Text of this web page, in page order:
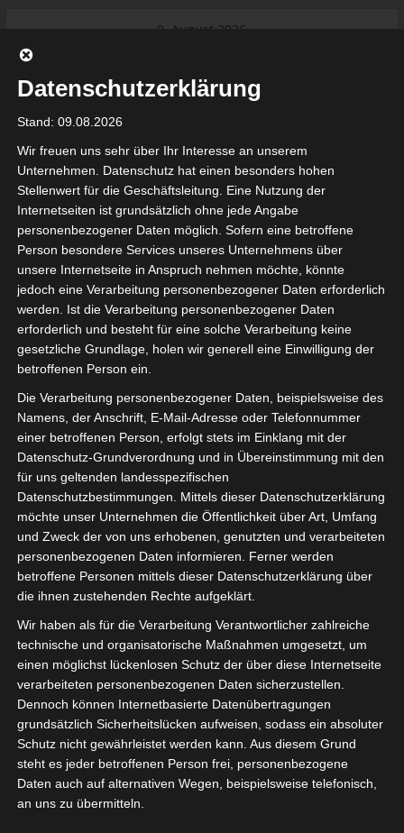
9. August 2026
beginnt am 22. und 23. August
2026 (Update)
Meisterschaft an
Ligue 1 Pro: Spielplan der ersten 15
Spieltage der Saison 2026/2027
Ligue 2 Pro Tunesien 2026/2027 –
Saison beginnt am am 19./20.
September 2026
Internationaler Sportgerichtshof
lehnt Eilverfahren ab – AS Soliman
steuert auf die Ligue 2 zu
tunesienfussball.de
Tunesien Ligafußball
von Google Adsense (Google Ireland Limited, Gordon House, Barrow
Ireland) benötigen wir laut DSGVO Ihre Zustimmung. Es werden seitens
Daten erhoben, verarbeitet und gespeichert. Welche Daten genau
bitte den Datenschutzbedingungen.
Google Adsenseist deaktiviert. ✓ Erlauben Datenschutzbedingungen
Sie befinden sich hier:Startseite»Progrès Sportif
Sakiet Eddaïer (PSS) – Étoile Olympique Sidi Bouzid
15 Feb. 2026-14:00
Meisterschaft Tunesien 2025/2026 - Ligue 2
- Ligue 2 - Gruppe B| Spieltag 17
Halbzeit: 3-0
Progrès Sportif
Sakiet Eddaïer
(PSS) 3
Datenschutzerklärung
Stand: 09.08.2026
Wir freuen uns sehr über Ihr Interesse an unserem
Unternehmen. Datenschutz hat einen besonders hohen
Stellenwert für die Geschäftsleitung. Eine Nutzung der
Internetseiten ist grundsätzlich ohne jede Angabe
personenbezogener Daten möglich. Sofern eine betroffene
Person besondere Services unseres Unternehmens über
unsere Internetseite in Anspruch nehmen möchte, könnte
jedoch eine Verarbeitung personenbezogener Daten erforderlich
werden. Ist die Verarbeitung personenbezogener Daten
erforderlich und besteht für eine solche Verarbeitung keine
gesetzliche Grundlage, holen wir generell eine Einwilligung der
betroffenen Person ein.
Die Verarbeitung personenbezogener Daten, beispielsweise des
Namens, der Anschrift, E-Mail-Adresse oder Telefonnummer
einer betroffenen Person, erfolgt stets im Einklang mit der
Datenschutz-Grundverordnung und in Übereinstimmung mit den
für uns geltenden landesspezifischen
Datenschutzbestimmungen. Mittels dieser Datenschutzerklärung
möchte unser Unternehmen die Öffentlichkeit über Art, Umfang
und Zweck der von uns erhobenen, genutzten und verarbeiteten
personenbezogenen Daten informieren. Ferner werden
betroffene Personen mittels dieser Datenschutzerklärung über
die ihnen zustehenden Rechte aufgeklärt.
Wir haben als für die Verarbeitung Verantwortlicher zahlreiche
technische und organisatorische Maßnahmen umgesetzt, um
einen möglichst lückenlosen Schutz der über diese Internetseite
verarbeiteten personenbezogenen Daten sicherzustellen.
Dennoch können Internetbasierte Datenübertragungen
grundsätzlich Sicherheitslücken aufweisen, sodass ein absoluter
Schutz nicht gewährleistet werden kann. Aus diesem Grund
steht es jeder betroffenen Person frei, personenbezogene
Daten auch auf alternativen Wegen, beispielsweise telefonisch,
an uns zu übermitteln.